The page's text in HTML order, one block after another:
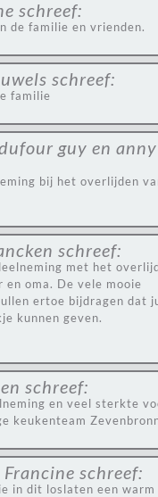
schreef:
de familie en vrienden.
schreef:
familie
guy en anny
bij het overlijden
schreef:
met het
en oma. De vele mooie
ertoe bijdragen dat
kunnen geven.
schreef:
en veel sterkte
keukenteam
Francine schreef:
in dit loslaten een warm